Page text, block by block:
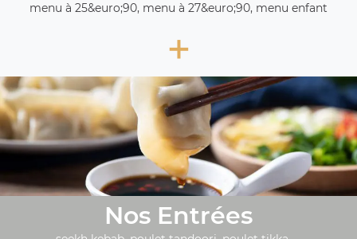
menu à 25&euro;90, menu à 27&euro;90, menu enfant
+
Nos Entrées